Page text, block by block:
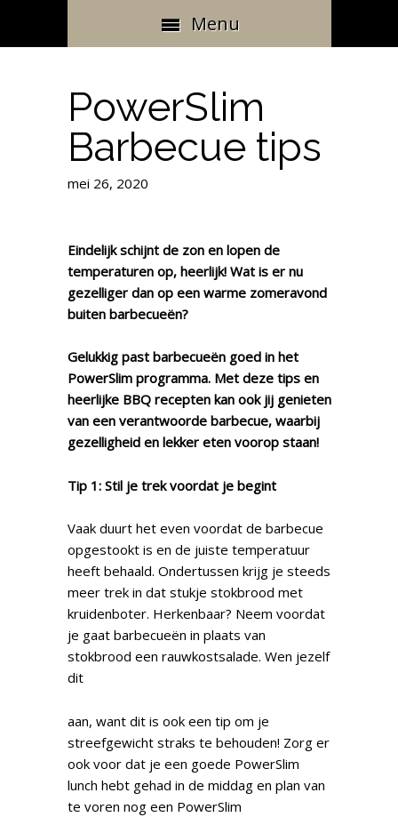
Menu
PowerSlim
Barbecue tips
mei 26, 2020
Eindelijk schijnt de zon en lopen de
temperaturen op, heerlijk! Wat is er nu
gezelliger dan op een warme zomeravond
buiten barbecueën?
Gelukkig past barbecueën goed in het
PowerSlim programma. Met deze tips en
heerlijke BBQ recepten kan ook jij genieten
van een verantwoorde barbecue, waarbij
gezelligheid en lekker eten voorop staan!
Tip 1: Stil je trek voordat je begint
Vaak duurt het even voordat de barbecue
opgestookt is en de juiste temperatuur
heeft behaald. Ondertussen krijg je steeds
meer trek in dat stukje stokbrood met
kruidenboter. Herkenbaar? Neem voordat
je gaat barbecueën in plaats van
stokbrood een rauwkostsalade. Wen jezelf
dit
aan, want dit is ook een tip om je
streefgewicht straks te behouden! Zorg er
ook voor dat je een goede PowerSlim
lunch hebt gehad in de middag en plan van
te voren nog een PowerSlim